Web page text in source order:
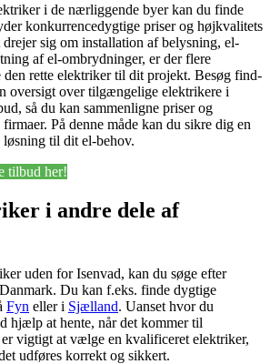
i de nærliggende byer kan du finde
konkurrencedygtige priser og højkvalitets
drejer sig om installation af belysning, el-
af el-ombrydninger, er der flere
rette elektriker til dit projekt. Besøg find-
oversigt over tilgængelige elektrikere i
så du kan sammenligne priser og
På denne måde kan du sikre dig en
til dit el-behov.
tilbud her!
i andre dele af
uden for Isenvad, kan du søge efter
Du kan f.eks. finde dygtige
Fyn eller i Sjælland. Uanset hvor du
hjælp at hente, når det kommer til
vigtigt at vælge en kvalificeret elektriker,
udføres korrekt og sikkert.